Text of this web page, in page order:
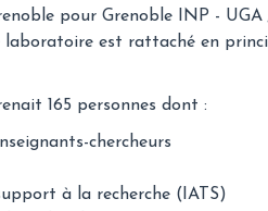
pour Grenoble INP -
laboratoire est rattaché en
165 personnes dont :
chercheurs
à la recherche (IATS)